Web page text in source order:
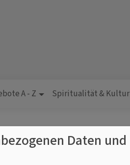
A - Z Spiritualität & Kultur
Daten und